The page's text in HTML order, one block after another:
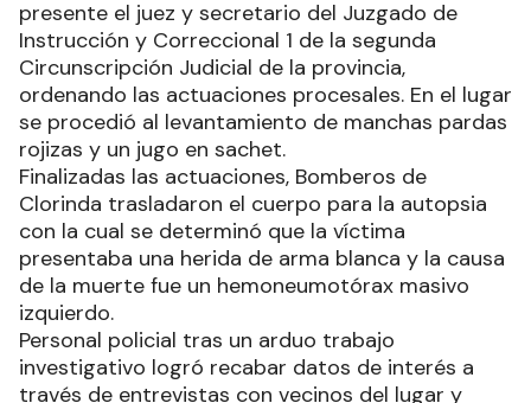
presente el juez y secretario del Juzgado de
Instrucción y Correccional 1 de la segunda
Circunscripción Judicial de la provincia,
ordenando las actuaciones procesales. En el lugar
se procedió al levantamiento de manchas pardas
rojizas y un jugo en sachet.
Finalizadas las actuaciones, Bomberos de
Clorinda trasladaron el cuerpo para la autopsia
con la cual se determinó que la víctima
presentaba una herida de arma blanca y la causa
de la muerte fue un hemoneumotórax masivo
izquierdo.
Personal policial tras un arduo trabajo
investigativo logró recabar datos de interés a
través de entrevistas con vecinos del lugar y